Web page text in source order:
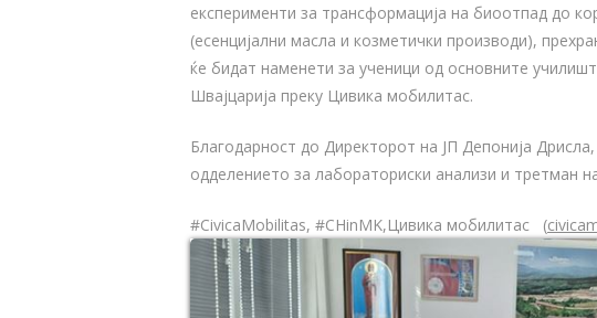
експерименти за трансформација на биоотпад до
(есенцијални масла и козметички производи),
ќе бидат наменети за ученици од основните
Швајцарија преку Цивика мобилитас.
Благодарност до Директорот на ЈП Депонија
одделението за лабораториски анализи и третман
#CivicaMobilitas, #CHinMK,Цивика мобилитас (